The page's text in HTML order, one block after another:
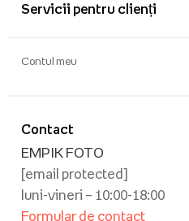
Servicii pentru clienți
Contact
EMPIK FOTO
[email protected]
luni-vineri – 10:00-18:00
Formular de contact
Contul meu